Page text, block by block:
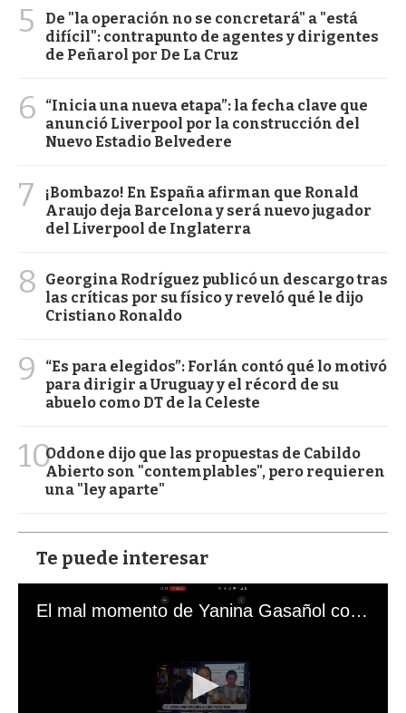
5
De "la operación no se concretará" a "está
difícil": contrapunto de agentes y dirigentes
de Peñarol por De La Cruz
6
“Inicia una nueva etapa”: la fecha clave que
anunció Liverpool por la construcción del
Nuevo Estadio Belvedere
7
¡Bombazo! En España afirman que Ronald
Araujo deja Barcelona y será nuevo jugador
del Liverpool de Inglaterra
8
Georgina Rodríguez publicó un descargo tras
las críticas por su físico y reveló qué le dijo
Cristiano Ronaldo
9
“Es para elegidos”: Forlán contó qué lo motivó
para dirigir a Uruguay y el récord de su
abuelo como DT de la Celeste
10Oddone dijo que las propuestas de Cabildo
Abierto son "contemplables", pero requieren
una "ley aparte"
Te puede interesar
El mal momento de Yanina Gasañol con un hincha argentino en "Subrayado"